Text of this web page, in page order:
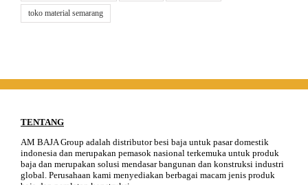
toko material semarang
TENTANG
AM BAJA Group adalah distributor besi baja untuk pasar domestik
indonesia dan merupakan pemasok nasional terkemuka untuk produk
baja dan merupakan solusi mendasar bangunan dan konstruksi industri
global. Perusahaan kami menyediakan berbagai macam jenis produk